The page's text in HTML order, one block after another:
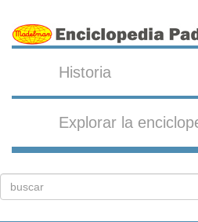
Historia
Explorar la